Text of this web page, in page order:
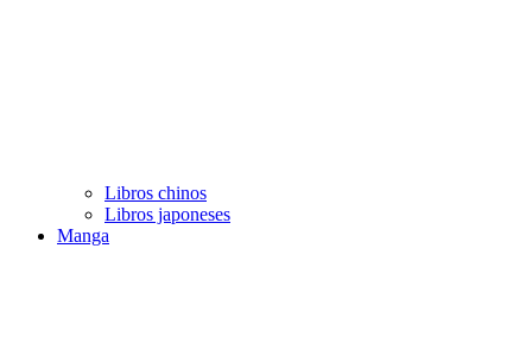
Libros chinos
Libros japoneses
Manga